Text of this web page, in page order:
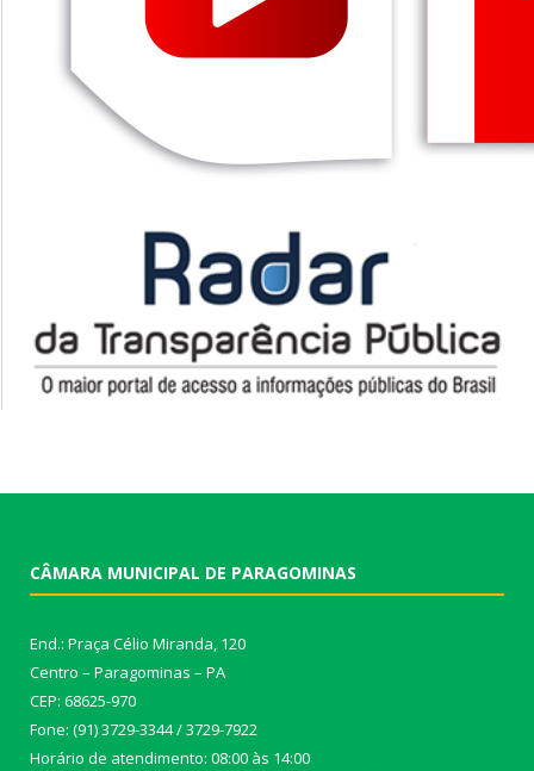
CÂMARA MUNICIPAL DE PARAGOMINAS
End.: Praça Célio Miranda, 120
Centro – Paragominas – PA
CEP: 68625-970
Fone: (91) 3729-3344 / 3729-7922
Horário de atendimento: 08:00 às 14:00